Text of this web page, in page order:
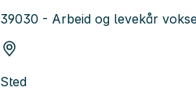
39030 - Arbeid og levekår
Sted